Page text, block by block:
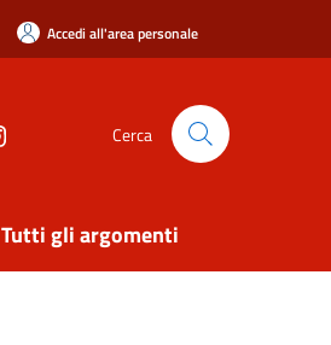
Accedi all'area personale
Cerca
Tutti gli argomenti